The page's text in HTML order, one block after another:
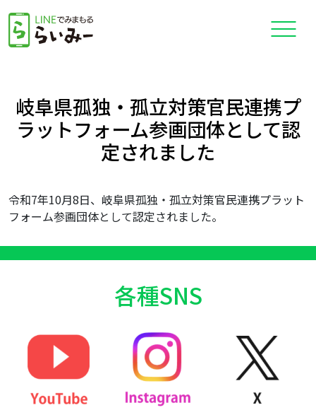
岐阜県孤独・孤立対策官民連携プ
ラットフォーム参画団体として認
定されました
令和7年10月8日、岐阜県孤独・孤立対策官民連携プラット
フォーム参画団体として認定されました。
各種SNS